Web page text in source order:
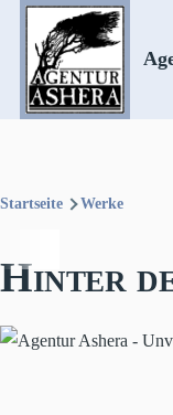
Direkt zum Inhalt
Startseite Werke
Hinter